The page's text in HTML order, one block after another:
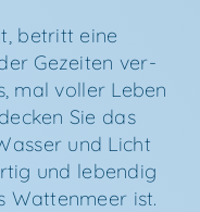
betritt eine
Gezei­ten ver­
mal vol­ler Leben
Sie das
und Licht
und leben­dig
Wat­ten­meer ist.